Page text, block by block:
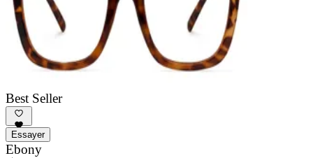
Best Seller
Essayer
Ebony